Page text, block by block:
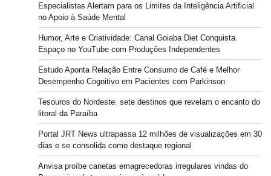
Especialistas Alertam para os Limites da Inteligência Artificial
no Apoio à Saúde Mental
Humor, Arte e Criatividade: Canal Goiaba Diet Conquista
Espaço no YouTube com Produções Independentes
Estudo Aponta Relação Entre Consumo de Café e Melhor
Desempenho Cognitivo em Pacientes com Parkinson
Tesouros do Nordeste: sete destinos que revelam o encanto do
litoral da Paraíba
Portal JRT News ultrapassa 12 milhões de visualizações em 30
dias e se consolida como destaque regional
Anvisa proíbe canetas emagrecedoras irregulares vindas do